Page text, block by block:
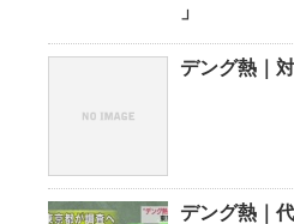
」
デング熱｜
デング熱｜